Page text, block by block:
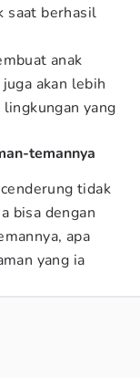
saat berhasil
anak
akan lebih
yang
temannya
tidak
bisa dengan
apa
yang ia